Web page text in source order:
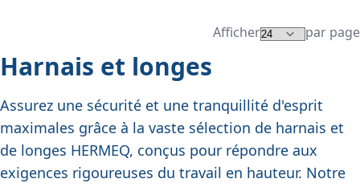
Afficher par page
Harnais et longes
Assurez une sécurité et une tranquillité d'esprit
maximales grâce à la vaste sélection de harnais et
de longes HERMEQ, conçus pour répondre aux
exigences rigoureuses du travail en hauteur. Notre